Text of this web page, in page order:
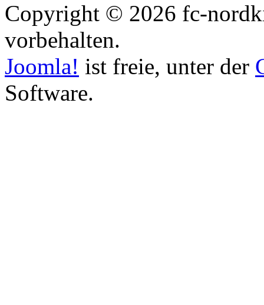
Copyright © 2026 fc-
vorbehalten.
Joomla! ist freie, unter der
Software.